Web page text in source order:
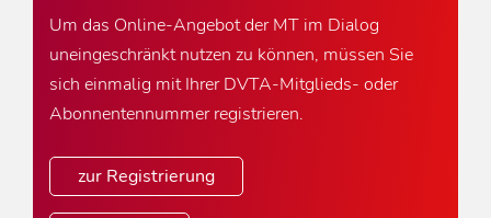
Um das Online-Angebot der MT im Dialog
uneingeschränkt nutzen zu können, müssen Sie
sich einmalig mit Ihrer DVTA-Mitglieds- oder
Abonnentennummer registrieren.
zur Registrierung